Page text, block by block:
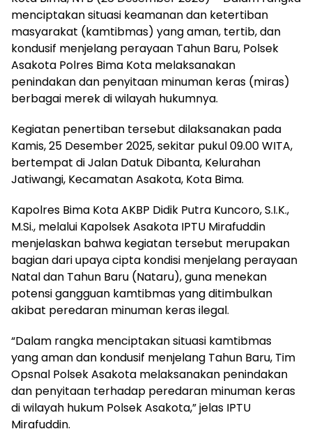
menciptakan situasi keamanan dan ketertiban
masyarakat (kamtibmas) yang aman, tertib, dan
kondusif menjelang perayaan Tahun Baru, Polsek
Asakota Polres Bima Kota melaksanakan
penindakan dan penyitaan minuman keras (miras)
berbagai merek di wilayah hukumnya.
Kegiatan penertiban tersebut dilaksanakan pada
Kamis, 25 Desember 2025, sekitar pukul 09.00 WITA,
bertempat di Jalan Datuk Dibanta, Kelurahan
Jatiwangi, Kecamatan Asakota, Kota Bima.
Kapolres Bima Kota AKBP Didik Putra Kuncoro, S.I.K.,
M.Si., melalui Kapolsek Asakota IPTU Mirafuddin
menjelaskan bahwa kegiatan tersebut merupakan
bagian dari upaya cipta kondisi menjelang perayaan
Natal dan Tahun Baru (Nataru), guna menekan
potensi gangguan kamtibmas yang ditimbulkan
akibat peredaran minuman keras ilegal.
“Dalam rangka menciptakan situasi kamtibmas
yang aman dan kondusif menjelang Tahun Baru, Tim
Opsnal Polsek Asakota melaksanakan penindakan
dan penyitaan terhadap peredaran minuman keras
di wilayah hukum Polsek Asakota,” jelas IPTU
Mirafuddin.